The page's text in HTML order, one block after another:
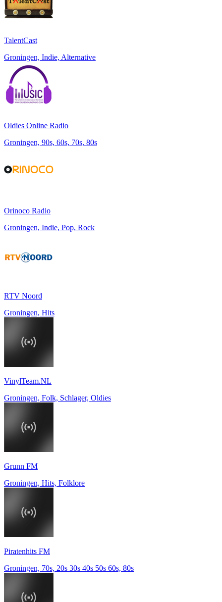
TalentCast
Groningen, Indie, Alternative
Oldies Online Radio
Groningen, 90s, 60s, 70s, 80s
Orinoco Radio
Groningen, Indie, Pop, Rock
RTV Noord
Groningen, Hits
VinylTeam.NL
Groningen, Folk, Schlager, Oldies
Grunn FM
Groningen, Hits, Folklore
Piratenhits FM
Groningen, 70s, 20s 30s 40s 50s 60s, 80s